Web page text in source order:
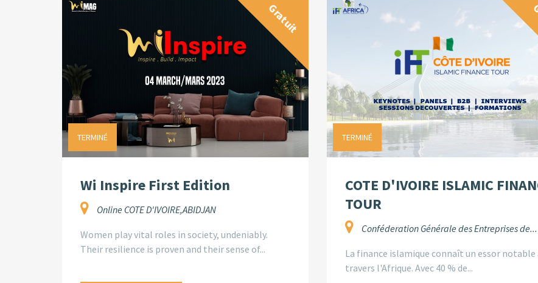
Gratuit
TERMINÉ
Wi Inspire First Edition
Online COTE D'IVOIRE,ABIDJAN
Women play vital roles in society, undeniably.
Their resilience is proven and their sense of...
TERMINÉ
COTE D'IVOIRE ISLAMIC
TOUR
Conféderation Générale des Entreprises de...
La finance islamique connaît un essor notable
travers l'Afrique. Avec 40 % de...